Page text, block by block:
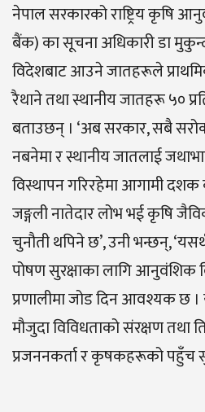
नेपाल सरकारको राष्ट्रिय कृषि
बैंक) का सूचना अधिकारी डा
विदेशबाट आउने जातहरूले
रैथाने तथा स्थानीय जातहरू ५०
बताउछन् । ‘अब सरकार, सबै
नबनेमा र स्थानीय जातलाई
विस्थापन गरिरहेमा आगामी दशक
जङ्गली नातेदार लोभ भई कृषि
चुनौती थपिने छ’, उनी भन्छन्,
पोषण सुरक्षाका लागि आनुवंशिक
प्रणालीमा जोड दिन आवश्यक छ ।
मौजुदा विविधताको संरक्षण तथा
प्रजननकर्ता र कृषकहरूको पहुँच